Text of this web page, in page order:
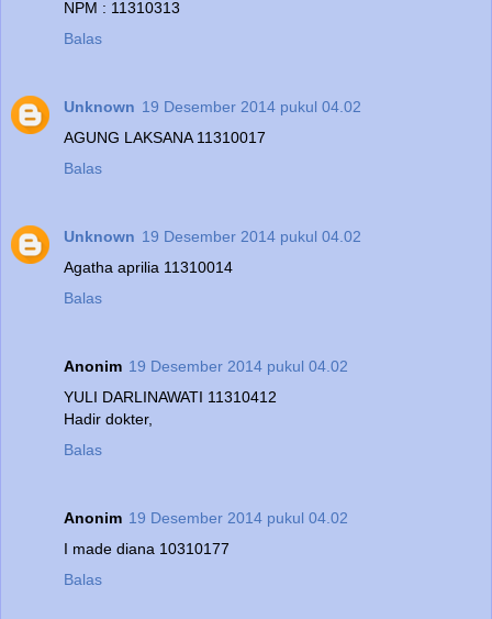
NPM : 11310313
Balas
Unknown 19 Desember 2014 pukul 04.02
AGUNG LAKSANA 11310017
Balas
Unknown 19 Desember 2014 pukul 04.02
Agatha aprilia 11310014
Balas
Anonim 19 Desember 2014 pukul 04.02
YULI DARLINAWATI 11310412
Hadir dokter,
Balas
Anonim 19 Desember 2014 pukul 04.02
I made diana 10310177
Balas